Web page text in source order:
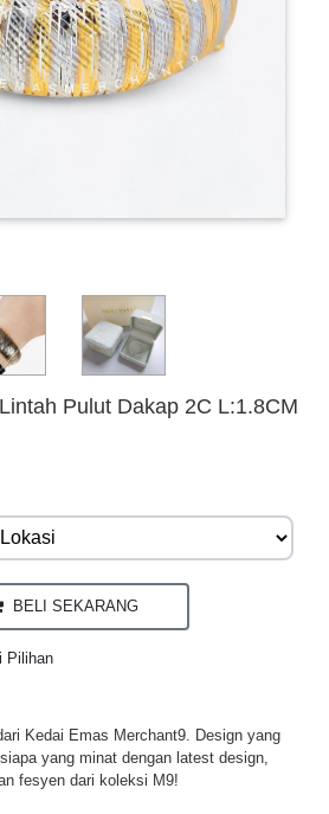
Pulut Dakap 2C L:1.8CM
BELI SEKARANG
Pilihan
Kedai Emas Merchant9. Design yang
yang minat dengan latest design,
fesyen dari koleksi M9!